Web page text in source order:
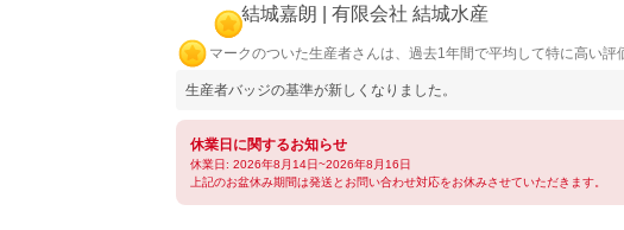
結城嘉朗 | 有限会社 結城水産
マークのついた生産者さんは、過去1年間で平均して特に高い評
生産者バッジの基準が新しくなりました。
休業日に関するお知らせ
休業日: 2026年8月14日~2026年8月16日
上記のお盆休み期間は発送とお問い合わせ対応をお休みさせていただきます。